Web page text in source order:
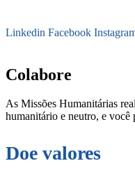
Linkedin Facebook
Colabore
As Missões Humanitárias
humanitário e neutro, e você
Doe valores